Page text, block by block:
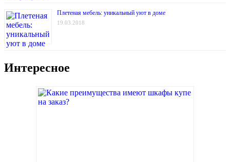
Плетеная мебель: уникальный уют в доме
19.03.2018
Интересное